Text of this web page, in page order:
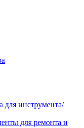
для инструмента/
для ремонта и